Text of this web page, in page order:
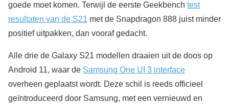
goede moet komen. Terwijl de eerste Geekbench test
resultaten van de S21 met de Snapdragon 888 juist minder
positief uitpakken, dan vooraf gedacht.
Alle drie de Galaxy S21 modellen draaien uit de doos op
Android 11, waar de Samsung One UI 3 interface
overheen geplaatst wordt. Deze schil is reeds officieel
geïntroduceerd door Samsung, met een vernieuwd en